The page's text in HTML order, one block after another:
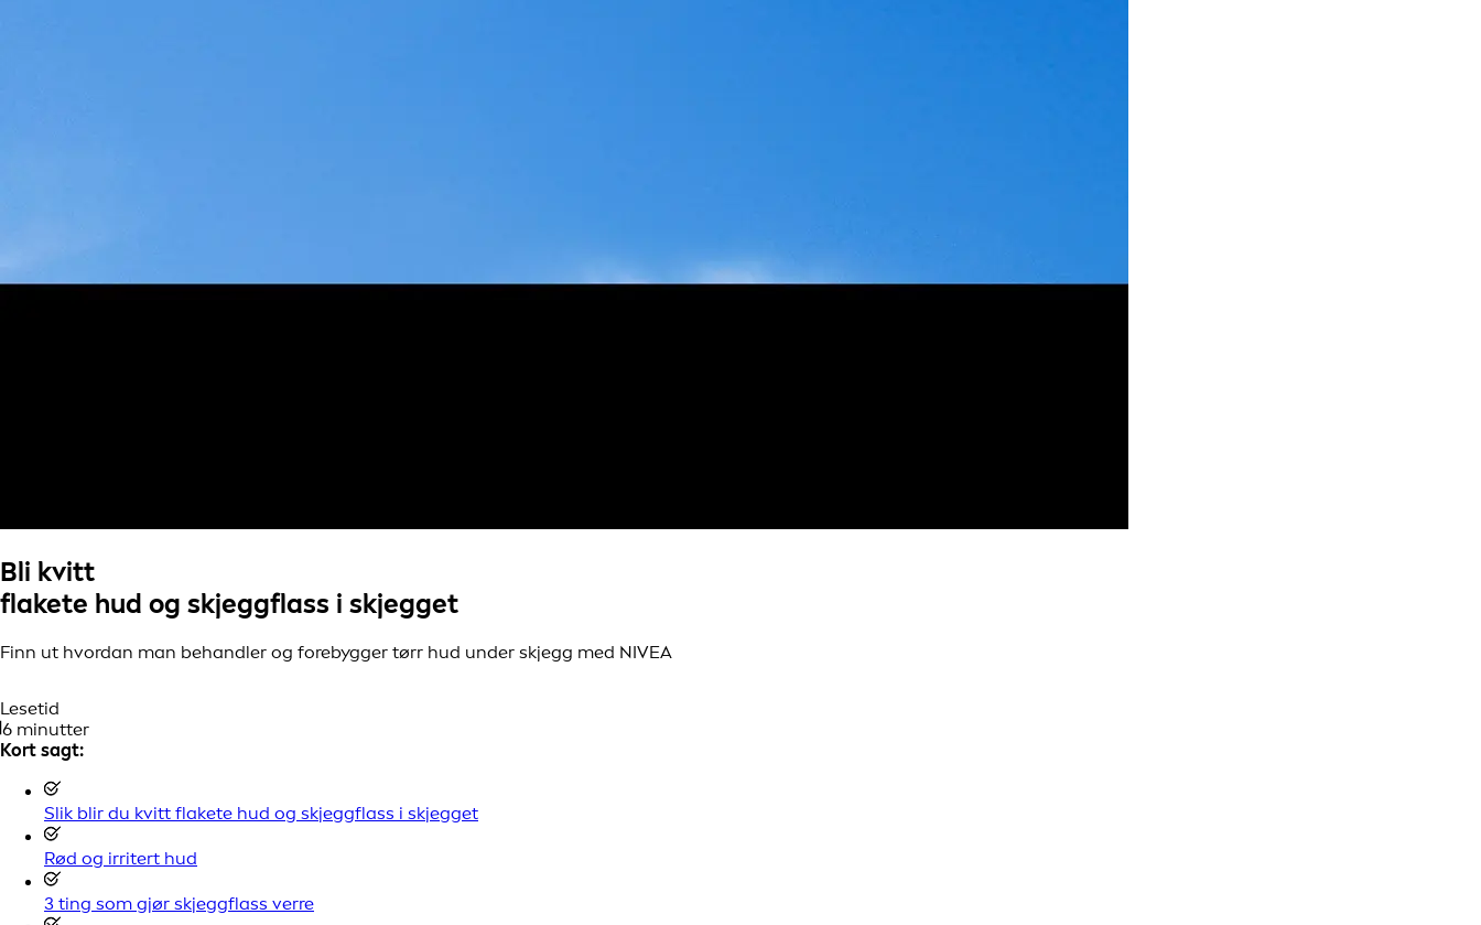
Bli kvitt
flakete hud og skjeggflass i skjegget
Finn ut hvordan man behandler og forebygger tørr hud under skjegg med NIVEA
Lesetid
6 minutter
Kort sagt:
Slik blir du kvitt flakete hud og skjeggflass i skjegget
Rød og irritert hud
3 ting som gjør skjeggflass verre